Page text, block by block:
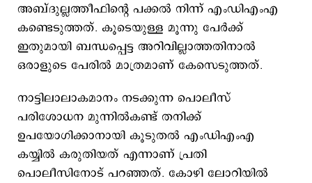
അബ്ദുല്ലത്തീഫിന്റെ പക്കൽ നിന്ന് എംഡിഎംഎ
കണ്ടെടുത്തത്. കൂടെയുള്ള മൂന്നു പേർക്ക്
ഇതുമായി ബന്ധപ്പെട്ട അറിവില്ലാത്തതിനാൽ
ഒരാളുടെ പേരിൽ മാത്രമാണ് കേസെടുത്തത്.
നാട്ടിലാലാകമാനം നടക്കുന്ന പൊലീസ്
പരിശോധന മുന്നിൽകണ്ട് തനിക്ക്
ഉപയോഗിക്കാനായി കൂടുതൽ എംഡിഎംഎ
കയ്യിൽ കരുതിയത് എന്നാണ് പ്രതി
പൊലീസിനോട് പറഞ്ഞത്. കോഴി ലോറിയിൽ